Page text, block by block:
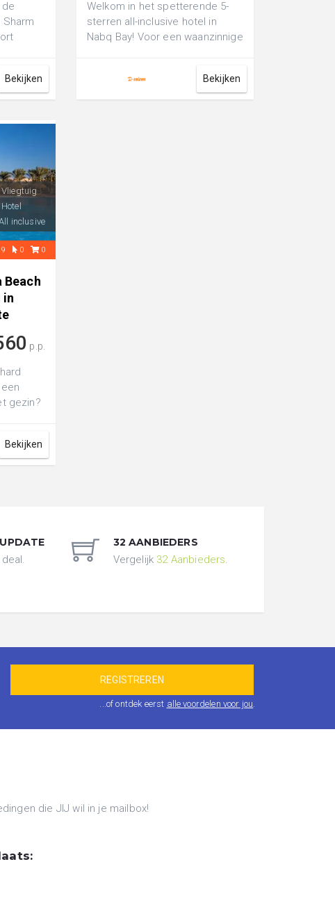
Bekijken
Welkom in het spetterende 5-
sterren all-inclusive hotel in
Nabq Bay! Voor een waanzinnige
Bekijken
Hotel
inclusive
0 0
Beach
in
p.p.
gezin?
Bekijken
32 AANBIEDERS
Vergelijk 32 Aanbieders.
...of ontdek eerst alle voordelen voor jou.
die JIJ wil in je mailbox!